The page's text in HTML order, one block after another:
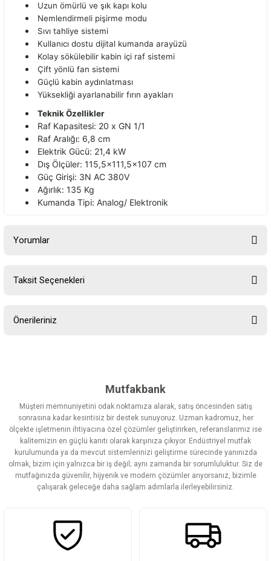
Uzun ömürlü ve şık kapı kolu
Nemlendirmeli pişirme modu
Sıvı tahliye sistemi
Kullanıcı dostu dijital kumanda arayüzü
Kolay sökülebilir kabin içi raf sistemi
Çift yönlü fan sistemi
Güçlü kabin aydınlatması
Yüksekliği ayarlanabilir fırın ayakları
Teknik Özellikler
Raf Kapasitesi: 20 x GN 1/1
Raf Aralığı: 6,8 cm
Elektrik Gücü: 21,4 kW
Dış Ölçüler: 115,5x111,5x107 cm
Güç Girişi: 3N AC 380V
Ağırlık: 135 Kg
Kumanda Tipi: Analog/ Elektronik
Yorumlar
Taksit Seçenekleri
Önerileriniz
Görüş ve önerileriniz için teşekkür ederiz.
Ürün resmi kalitesiz, bozuk veya görüntülenemiyor.
Ürün açıklamasında eksik bilgiler bulunuyor.
Ürün bilgilerinde hatalar bulunuyor.
Ürün fiyatı diğer sitelerden daha pahalı.
Bu ürüne benzer farklı alternatifler olmalı.
Mutfakbank
Müşteri memnuniyetini odak noktamıza alarak, satış öncesinden satış
sonrasına kadar kesintisiz bir destek sunuyoruz. Uzman kadromuz, her
ölçekte işletmenin ihtiyacına özel çözümler geliştirirken, referanslarımız ise
kalitemizin en güçlü kanıtı olarak karşınıza çıkıyor. Endüstriyel mutfak
kurulumunda ya da mevcut sistemlerinizi geliştirme sürecinde yanınızda
olmak, bizim için yalnızca bir iş değil; aynı zamanda bir sorumluluktur. Siz de
mutfağınızda güvenilir, hijyenik ve modern çözümler arıyorsanız, bizimle
çalışarak geleceğe daha sağlam adımlarla ilerleyebilirsiniz.